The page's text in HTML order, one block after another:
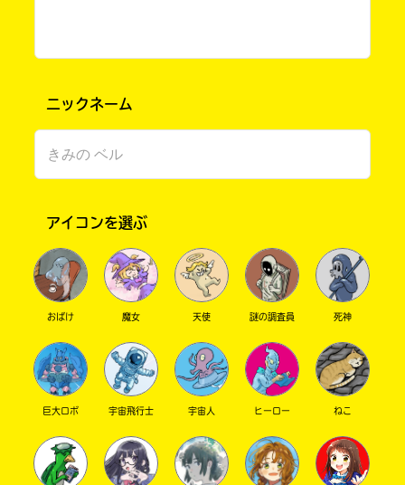
オフィシャルアカウント
SNSでシェアする
ゆずの葉っぱです。
の前に一つ〜！！！
海月の企画に参加した、地球温暖化対策シー
人気、ありがとうございました！
みんなもよかったら参加してみてください！
地球温暖化を、止めよう〜！！
あいにゃへ
わ〜かる！！！
楽さんいいよねぇ！でもやっぱり私は塩鬼リョ
ーマかなっ！
サバイバ8、発売されたね！
読んだ？
っ！！！
そうそう。あと、リョーマのメンカラがピンク
ニックネーム
アイコンを選ぶ
おばけ 魔女 天使 謎の調査員 死神
巨大ロボ 宇宙飛行士 宇宙人 ヒーロー ねこ